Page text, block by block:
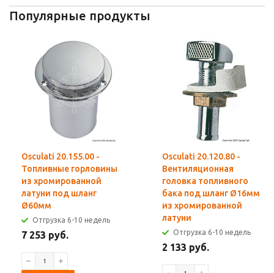
Популярные продукты
Osculati 20.155.00 -
Топливные горловины
из хромированной
латуни под шланг
Ø60мм
Отгрузка 6-10 недель
7 253 руб.
Osculati 20.120.80 -
Вентиляционная
головка топливного
бака под шланг Ø16мм
из хромированной
латуни
Отгрузка 6-10 недель
2 133 руб.